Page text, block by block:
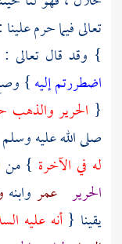
تعالى فيما حرم
} وقد قال تعالى
اضطررتم إليه}
{ الحرير والذهب
صلى الله عليه
له في الآخرة } من
الحرير عمر وابنه
يقينا {أنه عليه